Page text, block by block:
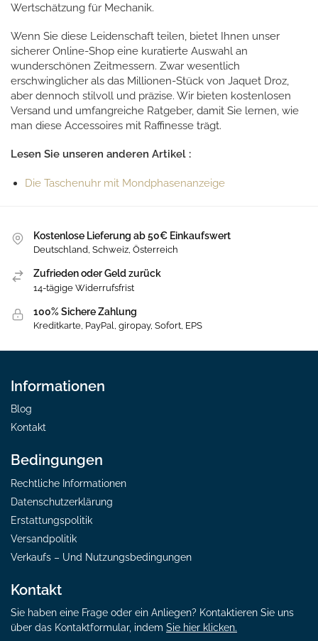
Wertschätzung für Mechanik.
Wenn Sie diese Leidenschaft teilen, bietet Ihnen unser
sicherer Online-Shop eine kuratierte Auswahl an
wunderschönen Zeitmessern. Zwar wesentlich
erschwinglicher als das Millionen-Stück von Jaquet Droz,
aber dennoch stilvoll und präzise. Wir bieten kostenlosen
Versand und umfangreiche Ratgeber, damit Sie lernen, wie
man diese Accessoires mit Raffinesse trägt.
Lesen Sie unseren anderen Artikel :
Die Taschenuhr mit Mondphasenanzeige
Kostenlose Lieferung ab 50€ Einkaufswert
Deutschland, Schweiz, Österreich
Zufrieden oder Geld zurück
14-tägige Widerrufsfrist
100% Sichere Zahlung
Kreditkarte, PayPal, giropay, Sofort, EPS
Informationen
Blog
Kontakt
Bedingungen
Rechtliche Informationen
Datenschutzerklärung
Erstattungspolitik
Versandpolitik
Verkaufs – Und Nutzungsbedingungen
Kontakt
Sie haben eine Frage oder ein Anliegen? Kontaktieren Sie uns
über das Kontaktformular, indem Sie hier klicken.